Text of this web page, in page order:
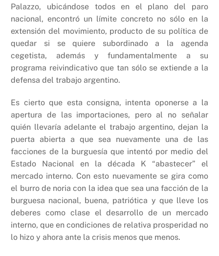
Palazzo, ubicándose todos en el plano del paro
nacional, encontró un límite concreto no sólo en la
extensión del movimiento, producto de su política de
quedar si se quiere subordinado a la agenda
cegetista, además y fundamentalmente a su
programa reivindicativo que tan sólo se extiende a la
defensa del trabajo argentino.
Es cierto que esta consigna, intenta oponerse a la
apertura de las importaciones, pero al no señalar
quién llevaría adelante el trabajo argentino, dejan la
puerta abierta a que sea nuevamente una de las
facciones de la burguesía que intentó por medio del
Estado Nacional en la década K “abastecer” el
mercado interno. Con esto nuevamente se gira como
el burro de noria con la idea que sea una facción de la
burguesa nacional, buena, patriótica y que lleve los
deberes como clase el desarrollo de un mercado
interno, que en condiciones de relativa prosperidad no
lo hizo y ahora ante la crisis menos que menos.